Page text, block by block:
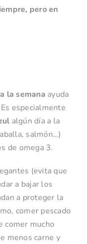
pero en
la semana ayuda
especialmente
algún día a la
salmón…)
de omega 3.
(evita que
a bajar los
a proteger la
comer pescado
comer mucho
menos carne y